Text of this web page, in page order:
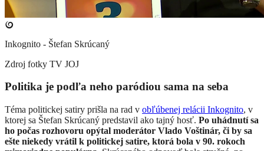
Inkognito - Štefan Skrúcaný
Zdroj fotky TV JOJ
Politika je podľa neho paródiou sama na seba
Téma politickej satiry prišla na rad v obľúbenej relácii Inkognito, v
ktorej sa Štefan Skrúcaný predstavil ako tajný hosť. Po uhádnutí sa
ho počas rozhovoru opýtal moderátor Vlado Voštinár, či by sa
ešte niekedy vrátil k politickej satire, ktorá bola v 90. rokoch